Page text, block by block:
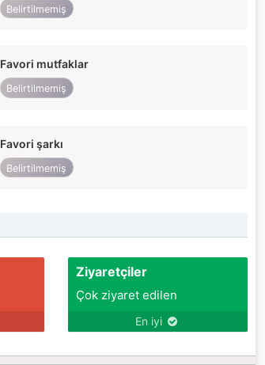
Belirtilmemiş
Favori mutfaklar
Belirtilmemiş
Favori şarkı
Belirtilmemiş
Ziyaretçiler
Çok ziyaret edilen
En iyi